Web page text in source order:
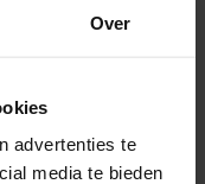
Over
advertenties te
media te bieden
hout,
Op voorraad